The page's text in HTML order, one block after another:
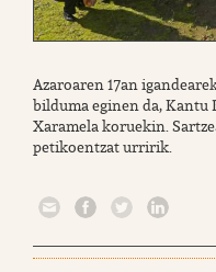
Azaroaren 17an
bilduma eginen da, Kantu
Xaramela koruekin.
petikoentzat urririk.